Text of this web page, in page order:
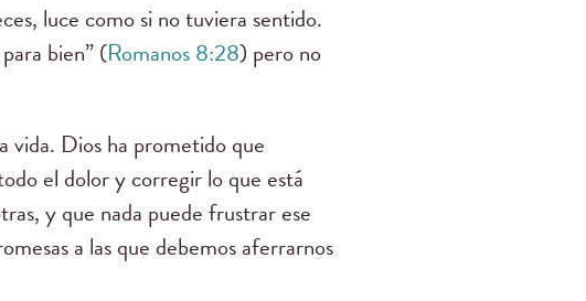
luce como si no tuviera sentido.
bien” (Romanos 8:28) pero no
vida. Dios ha prometido que
el dolor y corregir lo que está
y que nada puede frustrar ese
a las que debemos aferrarnos